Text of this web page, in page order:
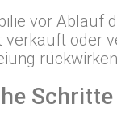
vor Ablauf
verkauft oder
Schritte